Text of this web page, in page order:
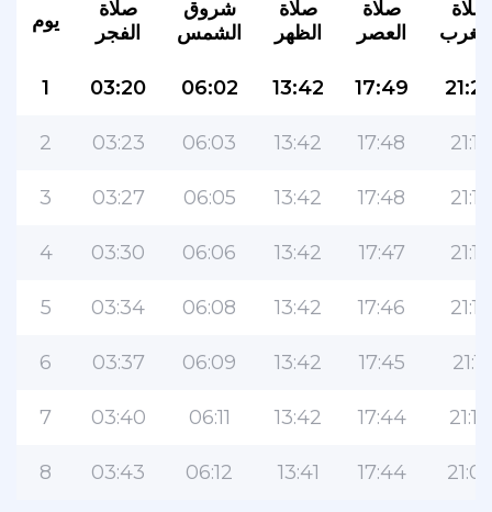
يوم
صلاة
الفجر
شروق
الشمس
صلاة
الظهر
صلاة
العصر
صلاة
1 03:20 06:02 13:42 17:49
2 03:23 06:03 13:42 17:48 21:18
3 03:27 06:05 13:42 17:48 21:16
4 03:30 06:06 13:42 17:47 21:15
5 03:34 06:08 13:42 17:46 21:13
6 03:37 06:09 13:42 17:45 21:11
7 03:40 06:11 13:42 17:44 21:10
8 03:43 06:12 13:41 17:44